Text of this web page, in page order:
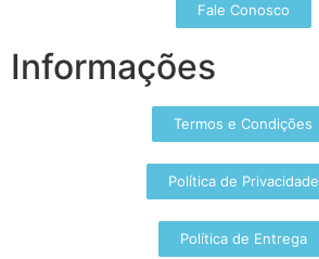
Fale Conosco
Informações
Termos e Condições
Política de Privacidade
Política de Entrega